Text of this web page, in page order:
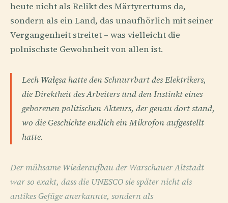
heute nicht als Relikt des Märtyrertums da,
sondern als ein Land, das unaufhörlich mit seiner
Vergangenheit streitet – was vielleicht die
polnischste Gewohnheit von allen ist.
Lech Wałęsa hatte den Schnurrbart des Elektrikers,
die Direktheit des Arbeiters und den Instinkt eines
geborenen politischen Akteurs, der genau dort stand,
wo die Geschichte endlich ein Mikrofon aufgestellt
hatte.
Der mühsame Wiederaufbau der Warschauer Altstadt
war so exakt, dass die UNESCO sie später nicht als
antikes Gefüge anerkannte, sondern als